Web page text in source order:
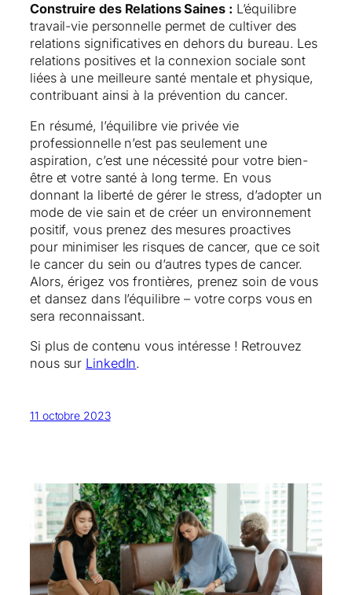
Construire des Relations Saines : L’équilibre
travail-vie personnelle permet de cultiver des
relations significatives en dehors du bureau. Les
relations positives et la connexion sociale sont
liées à une meilleure santé mentale et physique,
contribuant ainsi à la prévention du cancer.
En résumé, l’équilibre vie privée vie
professionnelle n’est pas seulement une
aspiration, c’est une nécessité pour votre bien-
être et votre santé à long terme. En vous
donnant la liberté de gérer le stress, d’adopter un
mode de vie sain et de créer un environnement
positif, vous prenez des mesures proactives
pour minimiser les risques de cancer, que ce soit
le cancer du sein ou d’autres types de cancer.
Alors, érigez vos frontières, prenez soin de vous
et dansez dans l’équilibre – votre corps vous en
sera reconnaissant.
Si plus de contenu vous intéresse ! Retrouvez
nous sur LinkedIn.
11 octobre 2023